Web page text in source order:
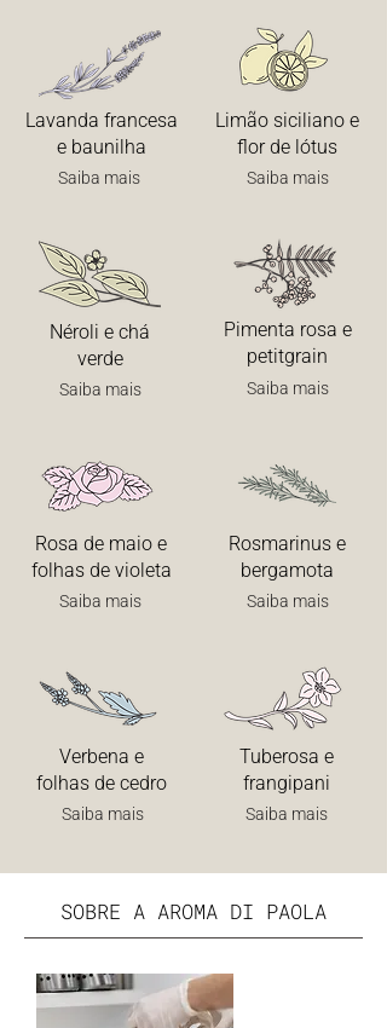
Lavanda francesa
e baunilha
Saiba mais
Limão siciliano e
flor de lótus
Saiba mais
Néroli e chá
verde
Saiba mais
Pimenta rosa e
petitgrain
Saiba mais
Rosa de maio e
folhas de violeta
Saiba mais
Rosmarinus e
bergamota
Saiba mais
Verbena e
folhas de cedro
Saiba mais
Tuberosa e
frangipani
Saiba mais
SOBRE A AROMA DI PAOLA